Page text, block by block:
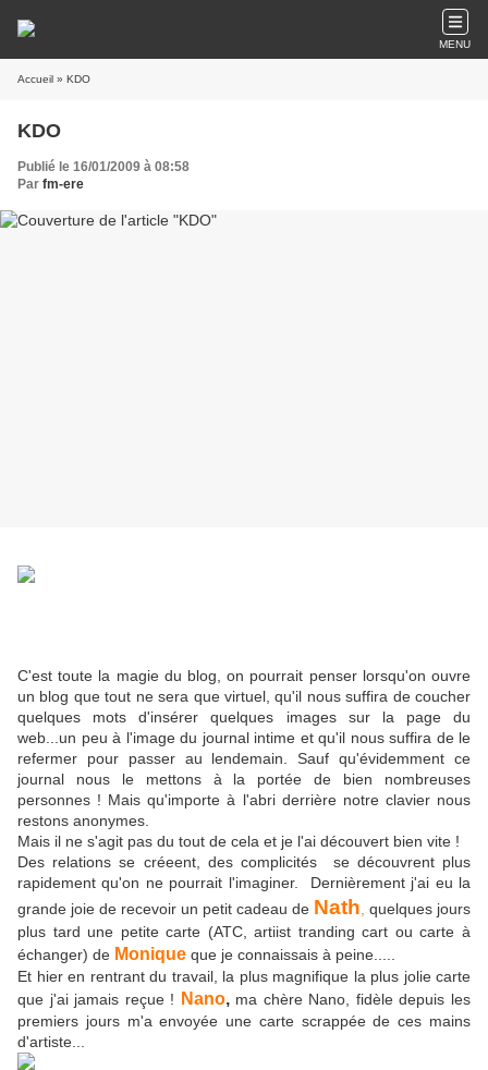
MENU
Accueil » KDO
KDO
Publié le 16/01/2009 à 08:58
Par fm-ere
C'est toute la magie du blog, on pourrait penser lorsqu'on ouvre
un blog que tout ne sera que virtuel, qu'il nous suffira de coucher
quelques mots d'insérer quelques images sur la page du
web...un peu à l'image du journal intime et qu'il nous suffira de le
refermer pour passer au lendemain. Sauf qu'évidemment ce
journal nous le mettons à la portée de bien nombreuses
personnes ! Mais qu'importe à l'abri derrière notre clavier nous
restons anonymes.
Mais il ne s'agit pas du tout de cela et je l'ai découvert bien vite !
Des relations se créeent, des complicités se découvrent plus
rapidement qu'on ne pourrait l'imaginer. Dernièrement j'ai eu la
grande joie de recevoir un petit cadeau de Nath quelques jours
plus tard une petite carte (ATC, artiist tranding cart ou carte à
échanger) de Monique que je connaissais à peine.....
Et hier en rentrant du travail, la plus magnifique la plus jolie carte
que j'ai jamais reçue !
Nano,ma chère Nano, fidèle depuis les
premiers jours m'a envoyée une carte scrappée de ces mains
d'artiste...